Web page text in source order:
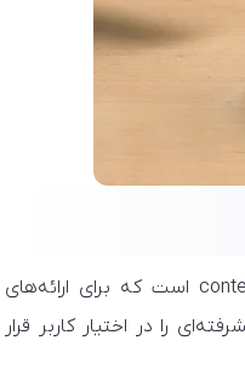
یکی از پیشرفته‌ترین محصولات برند :contentReference[oaicite:1]{index=1} است که برای ارائه‌های
را در اختیار کاربر قرار